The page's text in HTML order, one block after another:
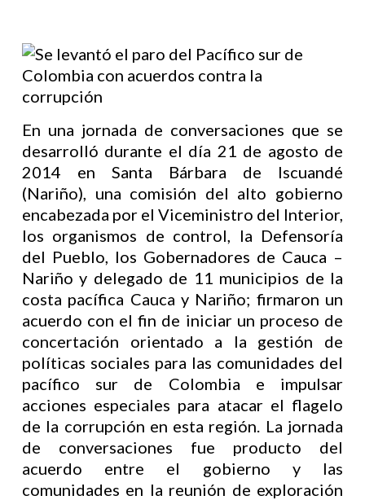
En una jornada de conversaciones que se
desarrolló durante el día 21 de agosto de
2014 en Santa Bárbara de Iscuandé
(Nariño), una comisión del alto gobierno
encabezada por el Viceministro del Interior,
los organismos de control, la Defensoría
del Pueblo, los Gobernadores de Cauca –
Nariño y delegado de 11 municipios de la
costa pacífica Cauca y Nariño; firmaron un
acuerdo con el fin de iniciar un proceso de
concertación orientado a la gestión de
políticas sociales para las comunidades del
pacífico sur de Colombia e impulsar
acciones especiales para atacar el flagelo
de la corrupción en esta región. La jornada
de conversaciones fue producto del
acuerdo entre el gobierno y las
comunidades en la reunión de exploración